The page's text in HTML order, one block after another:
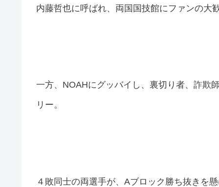
内藤哲也に呼ばれ、両国国技館にファンの大
一方、NOAHにグッバイし、裏切り者、詐欺
リー。
４敗同士の両選手が、Aブロック勝ち抜きを